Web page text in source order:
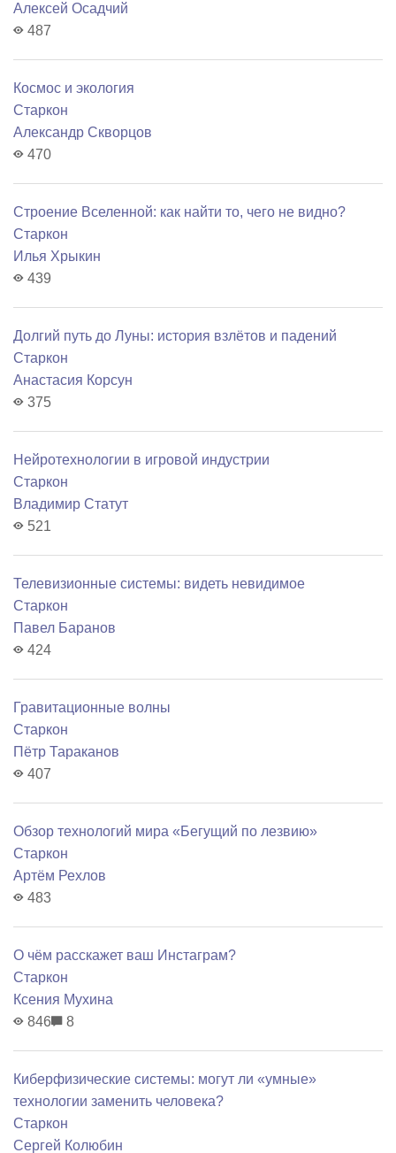
Алексей Осадчий
487
Космос и экология
Старкон
Александр Скворцов
470
Строение Вселенной: как найти то, чего не видно?
Старкон
Илья Хрыкин
439
Долгий путь до Луны: история взлётов и падений
Старкон
Анастасия Корсун
375
Нейротехнологии в игровой индустрии
Старкон
Владимир Статут
521
Телевизионные системы: видеть невидимое
Старкон
Павел Баранов
424
Гравитационные волны
Старкон
Пётр Тараканов
407
Обзор технологий мира «Бегущий по лезвию»
Старкон
Артём Рехлов
483
О чём расскажет ваш Инстаграм?
Старкон
Ксения Мухина
846
8
Киберфизические системы: могут ли «умные»
технологии заменить человека?
Старкон
Сергей Колюбин